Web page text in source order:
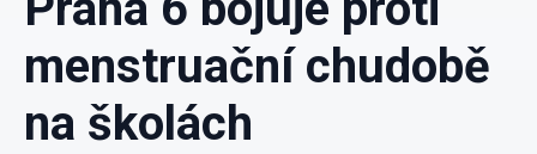
menstruační chudobě
na školách